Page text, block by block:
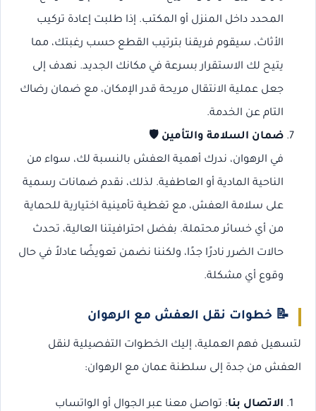
المحدد داخل المنزل أو المكتب. إذا طلبت إعادة تركيب
الأثاث، سيقوم فريقنا بترتيب القطع حسب رغبتك، مما
يتيح لك الاستقرار بسرعة في مكانك الجديد. نهدف إلى
جعل عملية الانتقال مريحة قدر الإمكان، مع ضمان رضاك
التام عن الخدمة.
ضمان السلامة والتأمين 🛡️
في الرهوان، ندرك أهمية العفش بالنسبة لك، سواء من
الناحية المادية أو العاطفية. لذلك، نقدم ضمانات رسمية
على سلامة العفش، مع تغطية تأمينية اختيارية للحماية
من أي خسائر محتملة. بفضل احترافيتنا العالية، تحدث
حالات الضرر نادرًا جدًا، ولكننا نضمن تعويضًا عادلاً في حال
وقوع أي مشكلة.
📝 خطوات نقل العفش مع الرهوان
لتسهيل فهم العملية، إليك الخطوات التفصيلية لنقل
العفش من جدة إلى سلطنة عمان مع الرهوان:
الاتصال بنا: تواصل معنا عبر الجوال أو الواتساب